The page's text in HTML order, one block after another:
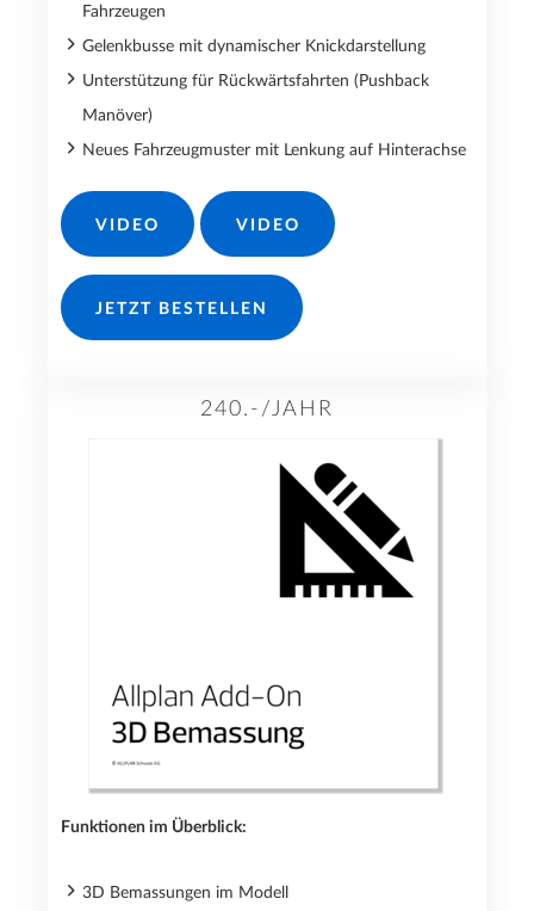
Fahrzeugen
Gelenkbusse mit dynamischer Knickdarstellung
Unterstützung für Rückwärtsfahrten (Pushback
Manöver)
Neues Fahrzeugmuster mit Lenkung auf Hinterachse
VIDEO VIDEO
JETZT BESTELLEN
240.-/JAHR
Funktionen im Überblick:
3D Bemassungen im Modell